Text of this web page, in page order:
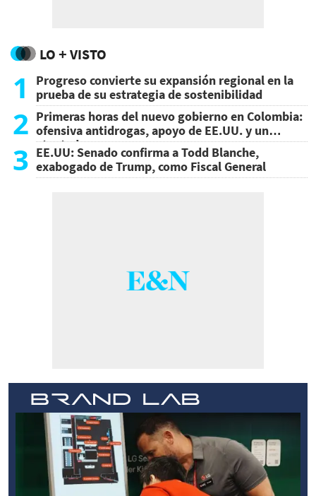
LO + VISTO
1
Progreso convierte su expansión regional en la
prueba de su estrategia de sostenibilidad
2 Primeras horas del nuevo gobierno en Colombia:
ofensiva antidrogas, apoyo de EE.UU. y un
atentado
3 EE.UU: Senado confirma a Todd Blanche,
exabogado de Trump, como Fiscal General